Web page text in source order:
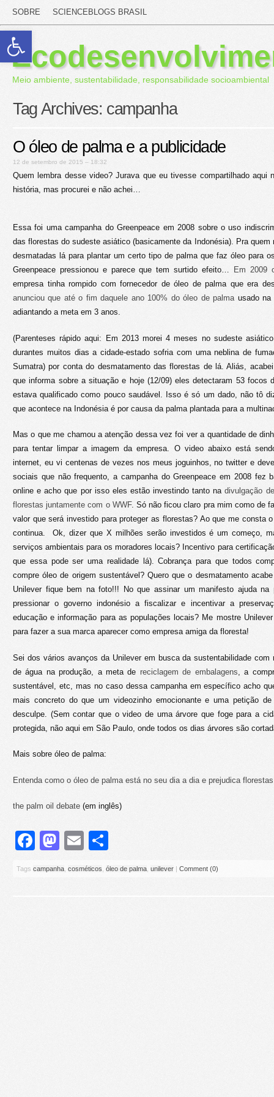
Abrir a barra de ferramentas
SOBRE SCIENCEBLOGS BRASIL
Meio ambiente, sustentabilidade, responsabilidade socioambiental
Tag Archives: campanha
O óleo de palma e a publicidade
12 de setembro de 2015 – 18:32
Quem lembra desse video? Jurava que eu tivesse compartilhado aqui
história, mas procurei e não achei…
Essa foi uma campanha do Greenpeace em 2008 sobre o uso
das florestas do sudeste asiático (basicamente da Indonésia). Pra
desmatadas lá para plantar um certo tipo de palma que faz óleo para
Greenpeace pressionou e parece que tem surtido efeito…
Em 2009
empresa tinha rompido com fornecedor de óleo de palma que era
anunciou que até o fim daquele ano 100% do óleo de palmausado na
adiantando a meta em 3 anos.
(Parenteses rápido aqui: Em 2013 morei 4 meses no sudeste
durantes muitos dias a cidade-estado sofria com uma neblina de
Sumatra) por conta do desmatamento das florestas de lá. Aliás,
que informa sobre a situação e hoje (12/09) eles detectaram 53 focos
estava qualificado como pouco saudável. Isso é só um dado, não tô
que acontece na Indonésia é por causa da palma plantada para a
Mas o que me chamou a atenção dessa vez foi ver a quantidade de
para tentar limpar a imagem da empresa. O video abaixo está
internet, eu vi centenas de vezes nos meus joguinhos, no twitter e
sociais que não frequento, a campanha do Greenpeace em 2008 fez
online e acho que por isso eles estão investindo tanto nadivulgação
florestas juntamente com o WWF. Só não ficou claro pra mim como de
valor que será investido para proteger as florestas? Ao que me consta
continua. Ok, dizer que X milhões serão investidos é um começo,
serviços ambientais para os moradores locais? Incentivo para
que essa pode ser uma realidade lá). Cobrança para que todos
compre óleo de origem sustentável? Quero que o desmatamento
Unilever fique bem na foto!!! No que assinar um manifesto ajuda na
pressionar o governo indonésio a fiscalizar e incentivar a
educação e informação para as populações locais? Me mostre
para fazer a sua marca aparecer como empresa amiga da floresta!
Sei dos vários avanços da Unilever em busca da sustentabilidade com
de água na produção, a meta de reciclagem de embalagens , a
sustentável, etc, mas no caso dessa campanha em específico acho
mais concreto do que um videozinho emocionante e uma petição
desculpe. (Sem contar que o video de uma árvore que foge para a
protegida, não aqui em São Paulo, onde todos os dias árvores são
Mais sobre óleo de palma:
Entenda como o óleo de palma está no seu dia a dia e prejudica
the palm oil debate (em inglês)
Facebook
Mastodon
Email
Tags campanha cosméticos óleo de palma unilever | Comment (0)